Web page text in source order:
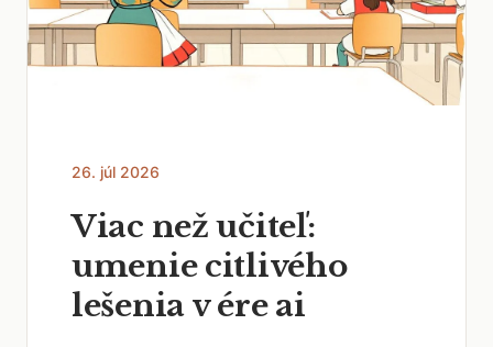
26. júl 2026
Viac než učiteľ:
umenie citlivého
lešenia v ére ai